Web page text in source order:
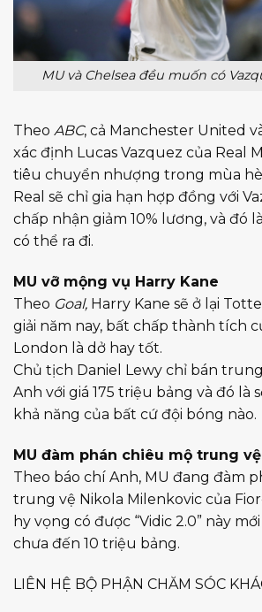
MU và Chelsea đều muốn có
Theo ABC, cả Manchester United
xác định Lucas Vazquez của Real
tiêu chuyển nhượng trong mùa
Real sẽ chỉ gia hạn hợp đồng với
chấp nhận giảm 10% lương, và đó
có thể ra đi.
MU vỡ mộng vụ Harry Kane
Theo Goal, Harry Kane sẽ ở lại
giải năm nay, bất chấp thành tích
London là dở hay tốt.
Chủ tịch Daniel Lewy chỉ bán
Anh với giá 175 triệu bảng và đó là
khả năng của bất cứ đội bóng nào.
MU đàm phán chiêu mộ trung
Theo báo chí Anh, MU đang đàm
trung vệ Nikola Milenkovic của
hy vọng có được “Vidic 2.0” này
chưa đến 10 triệu bảng.
LIÊN HỆ BỘ PHẬN CHĂM SÓC